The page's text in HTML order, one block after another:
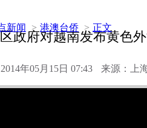
新闻 > 港澳台侨 > 正文
政府对越南发布黄色
年05月15日 07:43 来源：上